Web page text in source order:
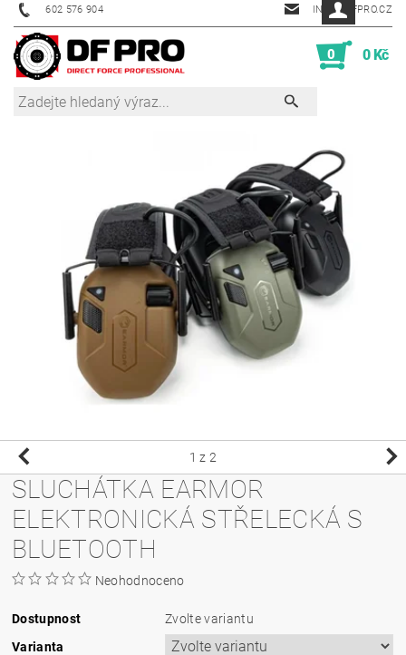
602 576 904 INFO@DFPRO.CZ
0 0 Kč
1 z 2
SLUCHÁTKA EARMOR
ELEKTRONICKÁ STŘELECKÁ S
BLUETOOTH
Neohodnoceno
Dostupnost
Zvolte variantu
Varianta